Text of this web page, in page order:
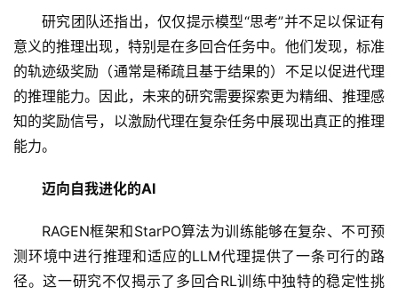
研究团队还指出，仅仅提示模型“思考”并不足以保证有
意义的推理出现，特别是在多回合任务中。他们发现，标准
的轨迹级奖励（通常是稀疏且基于结果的）不足以促进代理
的推理能力。因此，未来的研究需要探索更为精细、推理感
知的奖励信号，以激励代理在复杂任务中展现出真正的推理
能力。
迈向自我进化的AI
RAGEN框架和StarPO算法为训练能够在复杂、不可预
测环境中进行推理和适应的LLM代理提供了一条可行的路
径。这一研究不仅揭示了多回合RL训练中独特的稳定性挑